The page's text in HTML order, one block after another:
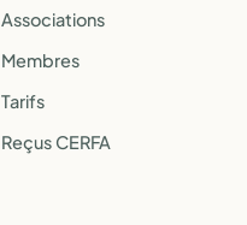
Associations
Membres
Tarifs
Reçus CERFA